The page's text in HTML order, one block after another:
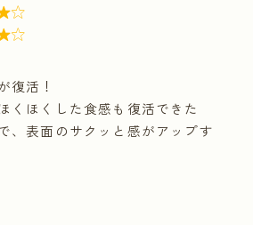
復活！
くほくした食感も復活できた
、表面のサクッと感がアップす